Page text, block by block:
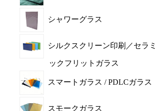
シャワーグラス
シルクスクリーン印刷／セラミ
ックフリットガラス
スマートガラス / PDLCガラス
スモークガラス